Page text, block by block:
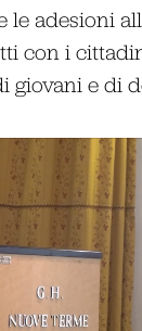
adesioni
con i
giovani e di